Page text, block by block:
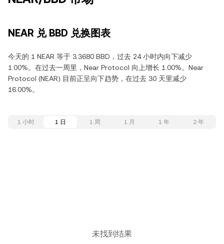
NEAR 兑 BBD 兑换图表
今天的 1 NEAR 等于 3.3680 BBD，过去 24 小时内向下减少
1.00%。在过去一周里，Near Protocol 向上增长 1.00%。Near
Protocol (NEAR) 目前正呈向下趋势，在过去 30 天里减少
16.00%。
1 小时 1 日 1 周 1 月 1 年 2 年
未找到结果